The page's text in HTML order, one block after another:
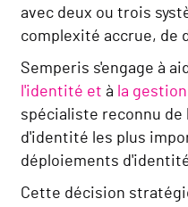
avec deux ou trois
complexité accrue, de
Semperis s'engage à
l'identité et à la
spécialiste reconnu
d'identité les plus
déploiements
Cette décision